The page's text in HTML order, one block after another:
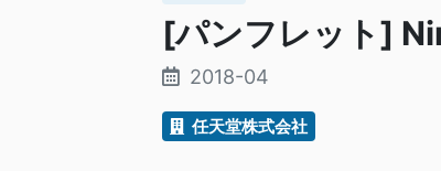
[パンフレット]
2018-04
任天堂株式会社